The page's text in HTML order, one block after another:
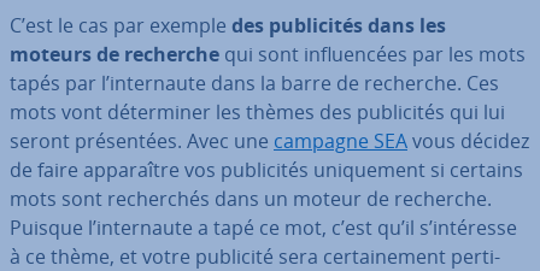
C’est le cas par exemple des pu­bli­ci­tés dans les
moteurs de recherche qui sont in­fluen­cées par les mots
tapés par l’in­ter­naute dans la barre de recherche. Ces
mots vont dé­ter­mi­ner les thèmes des pu­bli­ci­tés qui lui
seront pré­sen­tées. Avec une campagne SEAvous décidez
de faire ap­pa­raître vos pu­bli­ci­tés uni­que­ment si certains
mots sont re­cher­chés dans un moteur de recherche.
Puisque l’in­ter­naute a tapé ce mot, c’est qu’il s’intéresse
à ce thème, et votre publicité sera cer­tai­ne­ment per­ti­